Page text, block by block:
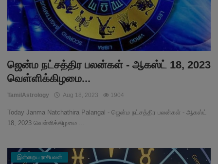
ஜென்ம நட்சத்திர பலன்கள் - ஆகஸ்ட் 18, 2023
வெள்ளிக்கிழமை...
TamilAstrology Aug 18, 2023 1904
Today Janma Natchathira Palangal - ஜென்ம நட்சத்திர பலன்கள் - ஆகஸ்ட்
18, 2023 வெள்ளிக்கிழமை ...
இன்றைய ராசிபலன்